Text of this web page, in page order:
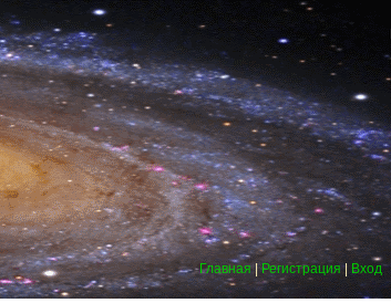
Главная|Регистрация| Вход